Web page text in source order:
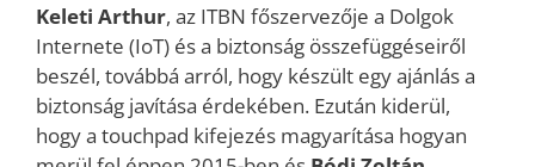
Keleti Arthur, az ITBN főszervezője a Dolgok
Internete (IoT) és a biztonság összefüggéseiről
beszél, továbbá arról, hogy készült egy ajánlás a
biztonság javítása érdekében. Ezután kiderül,
hogy a touchpad kifejezés magyarítása hogyan